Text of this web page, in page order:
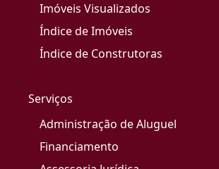
Imóveis Visualizados
Índice de Imóveis
Índice de Construtoras
Serviços
Administração de Aluguel
Financiamento